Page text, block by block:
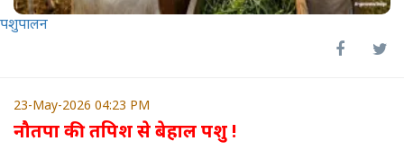
पशुपालन
23-May-2026 04:23 PM
नौतपा की तपिश से बेहाल पशु !